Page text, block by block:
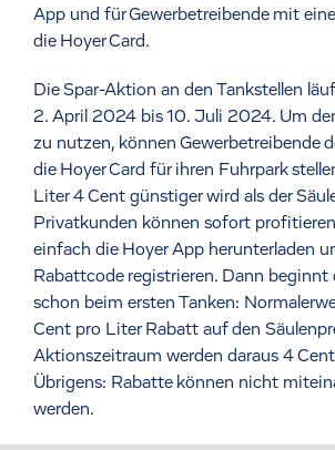
App und für Gewerbetreibende mit
die Hoyer Card.
Die Spar-Aktion an den Tankstellen
2. April 2024 bis 10. Juli 2024. Um
zu nutzen, können Gewerbetreibende
die Hoyer Card für ihren Fuhrpark
Liter 4 Cent günstiger wird als der
Privatkunden können sofort
einfach die Hoyer App herunterladen
Rabattcode registrieren. Dann beginnt
schon beim ersten Tanken:
Cent pro Liter Rabatt auf den
Aktionszeitraum werden daraus 4
Übrigens: Rabatte können nicht
werden.